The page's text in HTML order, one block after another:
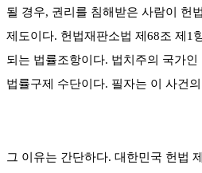
될 경우, 권리를 침해받은 사람이 헌
제도이다. 헌법재판소법 제68조 제1
되는 법률조항이다. 법치주의 국가
법률구제 수단이다. 필자는 이 사건
그 이유는 간단하다. 대한민국 헌법